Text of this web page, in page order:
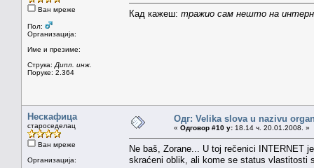
Ван мреже
Пол:
Организација:
Име и презиме:
Струка: Дипл. инж.
Поруке: 2.364
Кад кажеш: тражио сам нешто на
Нескафица
староседелац
Ван мреже
Организација:
Одг: Velika slova u nazivu
« Одговор #10 у: 18.14 ч. 20.01.2008. »
Ne baš, Zorane... U toj rečenici INTERNET
skraćeni oblik, ali kome se status vlastitosti